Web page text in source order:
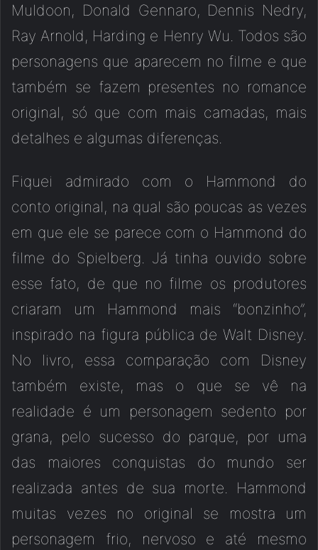
Muldoon, Donald Gennaro, Dennis Nedry,
Ray Arnold, Harding e Henry Wu. Todos são
personagens que aparecem no filme e que
também se fazem presentes no romance
original, só que com mais camadas, mais
detalhes e algumas diferenças.
Fiquei admirado com o Hammond do
conto original, na qual são poucas as vezes
em que ele se parece com o Hammond do
filme do Spielberg. Já tinha ouvido sobre
esse fato, de que no filme os produtores
criaram um Hammond mais “bonzinho”,
inspirado na figura pública de Walt Disney.
No livro, essa comparação com Disney
também existe, mas o que se vê na
realidade é um personagem sedento por
grana, pelo sucesso do parque, por uma
das maiores conquistas do mundo ser
realizada antes de sua morte. Hammond
muitas vezes no original se mostra um
personagem frio, nervoso e até mesmo